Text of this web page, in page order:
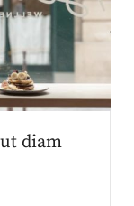
diam